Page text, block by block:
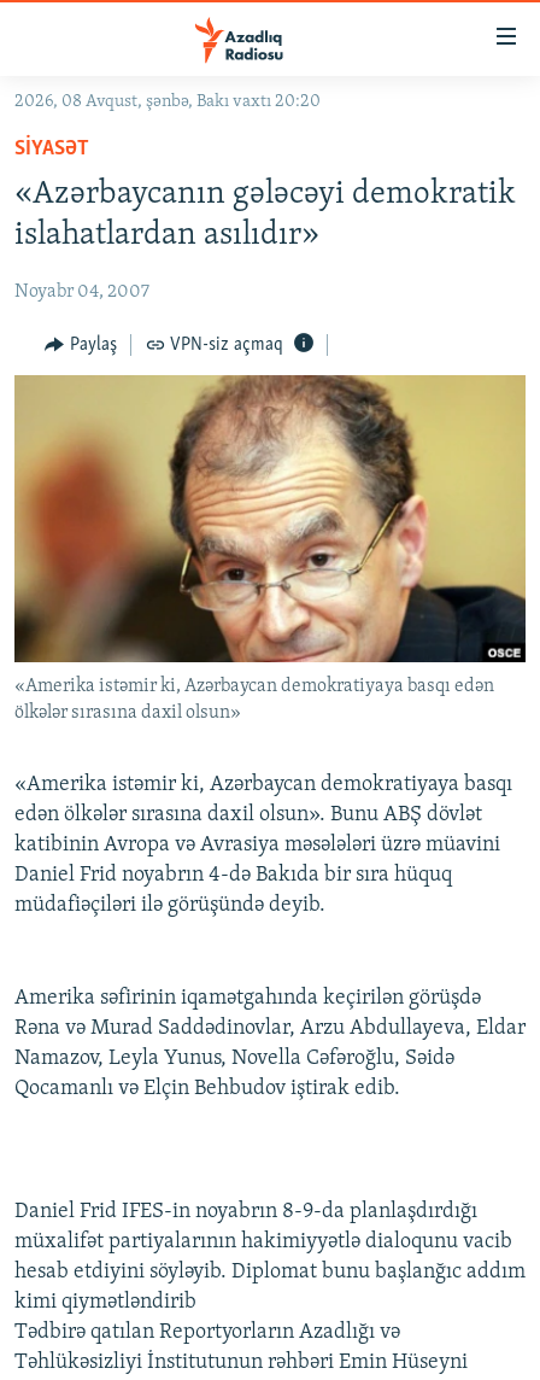
Əsas
qayıt
Əsas
naviqasiyaya
qayıt
Axtarışa
GÜNDƏM
KORRUPSIOMETR
FƏRQƏ BAX
QANUNI DOĞRU
VIDEO
İNFOQRAFIKA
RADIO ARXIV
AZƏRBAYCAN ƏDƏBIYYATI KITABXANASI
İSLAM VƏ DEMOKRATIYA
İZ - MƏDƏNIYYƏT PROQRAMI
PEŞƏ ETIKASI VƏ JURNALISTIKA STANDARTLARIMIZ
MATERIALLARIMIZDAN ISTIFADƏ
AZADLIQRADIOSU MOBIL TELEFONUNUZDA
XƏBƏR BÜLLETENLƏRIMIZ
RFE/RL-in bütün saytları
2026, 08 Avqust, şənbə, Bakı vaxtı 20:20
SIYASƏT
«Azərbaycanın gələcəyi demokratik
islahatlardan asılıdır»
Noyabr 04, 2007
Paylaş VPN-siz açmaq
«Amerika istəmir ki, Azərbaycan demokratiyaya basqı edən
ölkələr sırasına daxil olsun»
«Amerika istəmir ki, Azərbaycan demokratiyaya basqı
edən ölkələr sırasına daxil olsun». Bunu ABŞ dövlət
katibinin Avropa və Avrasiya məsələləri üzrə müavini
Daniel Frid noyabrın 4-də Bakıda bir sıra hüquq
müdafiəçiləri ilə görüşündə deyib.
Amerika səfirinin iqamətgahında keçirilən görüşdə
Rəna və Murad Saddədinovlar, Arzu Abdullayeva, Eldar
Namazov, Leyla Yunus, Novella Cəfəroğlu, Səidə
Qocamanlı və Elçin Behbudov iştirak edib.
Daniel Frid IFES-in noyabrın 8-9-da planlaşdırdığı
müxalifət partiyalarının hakimiyyətlə dialoqunu vacib
hesab etdiyini söyləyib. Diplomat bunu başlanğıc addım
kimi qiymətləndirib
Tədbirə qatılan Reportyorların Azadlığı və
Təhlükəsizliyi İnstitutunun rəhbəri Emin Hüseyni